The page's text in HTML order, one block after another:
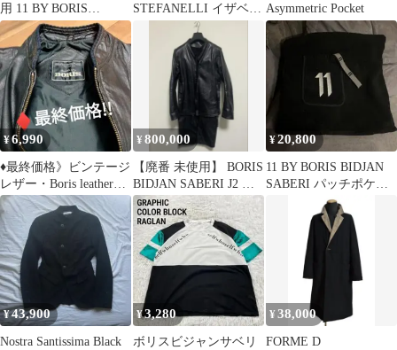
用 11 BY BORIS
BIDJAN SABERI ×
Reebok CONSTRUCTED
HOODIE コラボスウェ
ットフーディー パーカ
ー イレブンバイボリス
ビジャンサベリ × リー
ボック ブラック XL
（7616M）
STEFANELLI イザベラ
ステファネリ Speed bag
巾着レザーバッグ
Asymmetric Pocket
¥6,990
♦最終価格》ビンテージ
レザー・Boris leather
jacket ・L
¥800,000
【廃番 未使用】 BORIS
BIDJAN SABERI J2 ジ
ャケット L
¥20,800
11 BY BORIS BIDJAN
SABERI パッチポケッ
¥43,900
Nostra Santissima Black
¥3,280
ボリスビジャンサベリ
¥38,000
FORME D